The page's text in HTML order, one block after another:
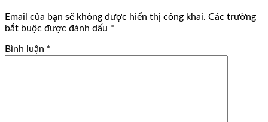
Email của bạn sẽ không được hiển thị công khai. Các trường
bắt buộc được đánh dấu *
Bình luận *